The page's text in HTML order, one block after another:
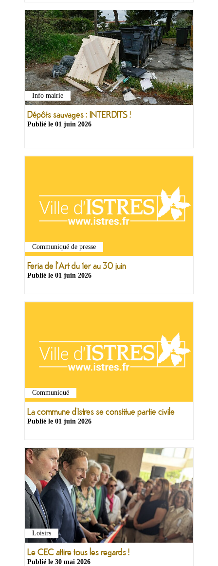
Info mairie
Dépôts sauvages : INTERDITS !
Publié le 01 juin 2026
Communiqué de presse
Feria de l'Art du 1er au 30 juin
Publié le 01 juin 2026
Communiqué
La commune d’Istres se constitue partie civile
Publié le 01 juin 2026
Loisirs
Le CEC attire tous les regards !
Publié le 30 mai 2026